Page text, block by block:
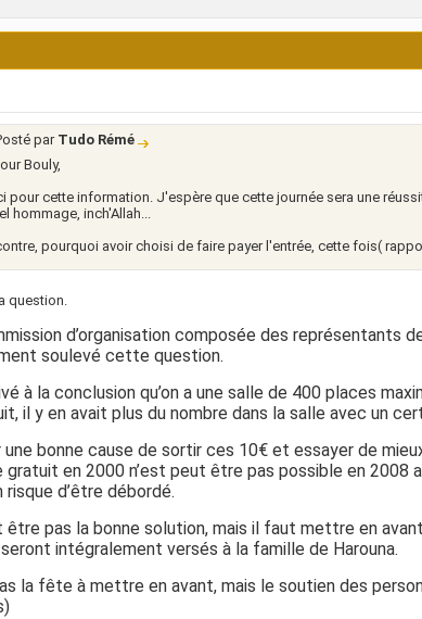
parTudo Rémé
Bouly,
pour cette information. J'espère que cette journée sera une
hommage, inch'Allah...
pourquoi avoir choisi de faire payer l'entrée, cette fois(
question.
d’organisation composée des représentants
soulevé cette question.
à la conclusion qu’on a une salle de 400 places
il y en avait plus du nombre dans la salle avec un
une bonne cause de sortir ces 10€ et essayer de
gratuit en 2000 n’est peut être pas possible en 2008
risque d’être débordé.
être pas la bonne solution, mais il faut mettre en
intégralement versés à la famille de Harouna.
la fête à mettre en avant, mais le soutien des